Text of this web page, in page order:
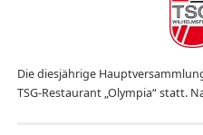
Die diesjährige
TSG-Restaurant „Olympia“ statt.